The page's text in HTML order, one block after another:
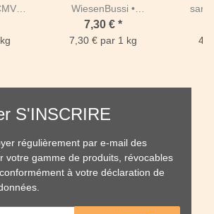
3
WiesenBussi •
Friandise Saine Sac 1
kg
7,30 € *
7,30 € par 1 kg
sans
S'INSCRIRE
régulièrement par e-mail des
votre gamme de produits, révocables
à votre déclaration de